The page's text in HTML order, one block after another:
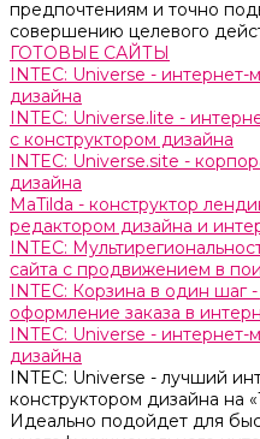
предпочтениям и точно
совершению целевого
ГОТОВЫЕ САЙТЫ
INTEC: Universe -
дизайна
INTEC: Universe.lite -
с конструктором дизайна
INTEC: Universe.site -
дизайна
MaTilda - конструктор
редактором дизайна и
INTEC:
сайта с продвижением в
INTEC: Корзина в один шаг
оформление заказа в
INTEC: Universe -
дизайна
INTEC: Universe - лучший
конструктором дизайна на
Идеально подойдет для